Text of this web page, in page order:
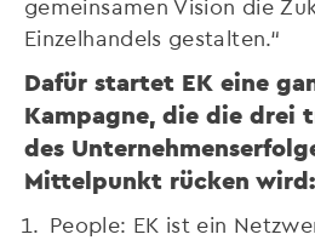
Einzelhandels gestalten.“
Dafür startet EK eine
Kampagne, die die drei
des
Mittelpunkt rücken wird:
People: EK ist ein